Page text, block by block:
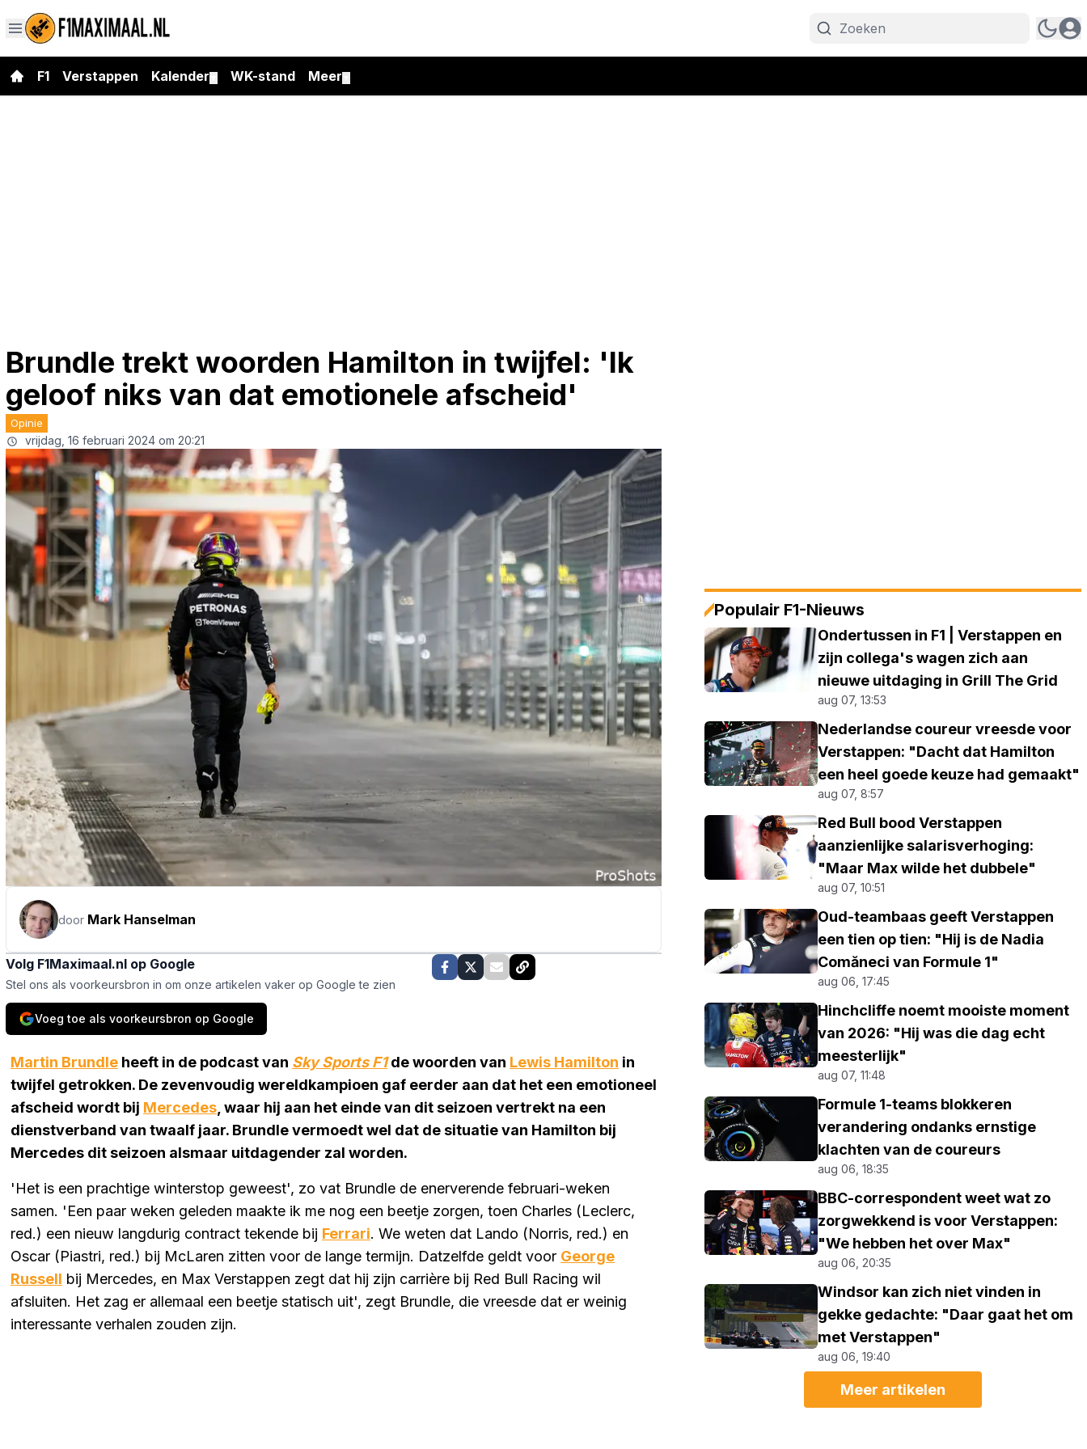
F1 Verstappen Kalender WK-stand Meer
Brundle trekt woorden Hamilton in twijfel: 'Ik
geloof niks van dat emotionele afscheid'
Opinie
vrijdag, 16 februari 2024 om 20:21
door Mark Hanselman
Volg F1Maximaal.nl op Google
Stel ons als voorkeursbron in om onze artikelen vaker op Google te zien
Voeg toe als voorkeursbron op Google
Martin Brundle heeft in de podcast van Sky Sports F1 de woorden van Lewis Hamilton in
twijfel getrokken. De zevenvoudig wereldkampioen gaf eerder aan dat het een emotioneel
afscheid wordt bij Mercedes , waar hij aan het einde van dit seizoen vertrekt na een
dienstverband van twaalf jaar. Brundle vermoedt wel dat de situatie van Hamilton bij
Mercedes dit seizoen alsmaar uitdagender zal worden.
'Het is een prachtige winterstop geweest', zo vat Brundle de enerverende februari-weken
samen. 'Een paar weken geleden maakte ik me nog een beetje zorgen, toen Charles (Leclerc,
red.) een nieuw langdurig contract tekende bij Ferrari. We weten dat Lando (Norris, red.) en
Oscar (Piastri, red.) bij McLaren zitten voor de lange termijn. Datzelfde geldt voor George
Russell bij Mercedes, en Max Verstappen zegt dat hij zijn carrière bij Red Bull Racing wil
afsluiten. Het zag er allemaal een beetje statisch uit', zegt Brundle, die vreesde dat er weinig
interessante verhalen zouden zijn.
Populair F1-Nieuws
Ondertussen in F1 | Verstappen en
zijn collega's wagen zich aan
nieuwe uitdaging in Grill The Grid
aug 07, 13:53
Nederlandse coureur vreesde voor
Verstappen: "Dacht dat Hamilton
een heel goede keuze had gemaakt"
aug 07, 8:57
Red Bull bood Verstappen
aanzienlijke salarisverhoging:
"Maar Max wilde het dubbele"
aug 07, 10:51
Oud-teambaas geeft Verstappen
een tien op tien: "Hij is de Nadia
Comăneci van Formule 1"
aug 06, 17:45
Hinchcliffe noemt mooiste moment
van 2026: "Hij was die dag echt
meesterlijk"
aug 07, 11:48
Formule 1-teams blokkeren
verandering ondanks ernstige
klachten van de coureurs
aug 06, 18:35
BBC-correspondent weet wat zo
zorgwekkend is voor Verstappen:
"We hebben het over Max"
aug 06, 20:35
Windsor kan zich niet vinden in
gekke gedachte: "Daar gaat het om
met Verstappen"
aug 06, 19:40
Meer artikelen